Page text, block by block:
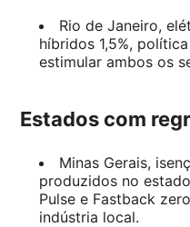
Rio de Janeiro,
híbridos 1,5%,
estimular ambos os
Estados com
Minas Gerais,
produzidos no
Pulse e Fastback
indústria local.